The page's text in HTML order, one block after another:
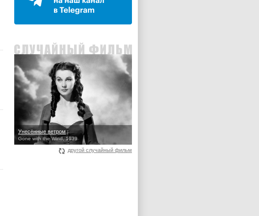
Унесённые ветром
Gone with the Wind, 1939
другой случайный фильм